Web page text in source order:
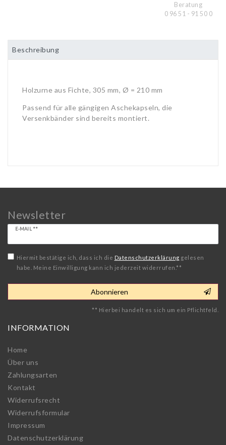
Beratung
0 96 51 - 91 50 0
Beschreibung
Holzurne aus Fichte, 305 mm, Ø = 210 mm
Passend für alle gängigen Aschekapseln, die
Versenkbänder sind bereits montiert.
Newsletter
E-MAIL **
Newsletter
Honig
Hiermit bestätige ich, dass ich die Daten­schutz­erklärung gelesen
habe. Meine Einwilligung kann ich jederzeit widerrufen.**
Abonnieren
** Hierbei handelt es sich um ein Pflichtfeld.
INFORMATION
Home
Über uns
Zahlungsarten
Kontakt
Widerrufs­recht
Widerrufs­formular
Impressum
Daten­schutz­erklärung